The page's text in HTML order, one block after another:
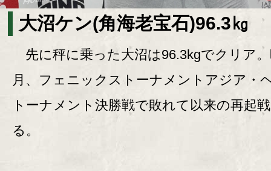
大沼ケン(角海老宝石)96.3㎏
先に秤に乗った大沼は96.3kgでクリア
月、フェニックストーナメントアジア・
トーナメント決勝戦で敗れて以来の再起
る。